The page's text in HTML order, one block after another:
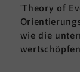
'Theory of
wie die